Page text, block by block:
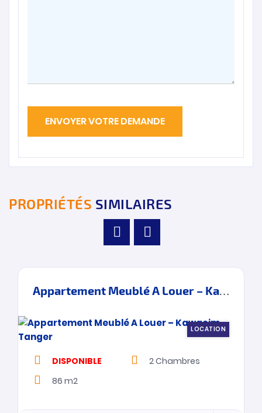
PROPRIÉTÉS SIMILAIRES
Appartement Meublé A Louer – Kawacim – Tanger
LOCATION
DISPONIBLE 2Chambres
86 m2